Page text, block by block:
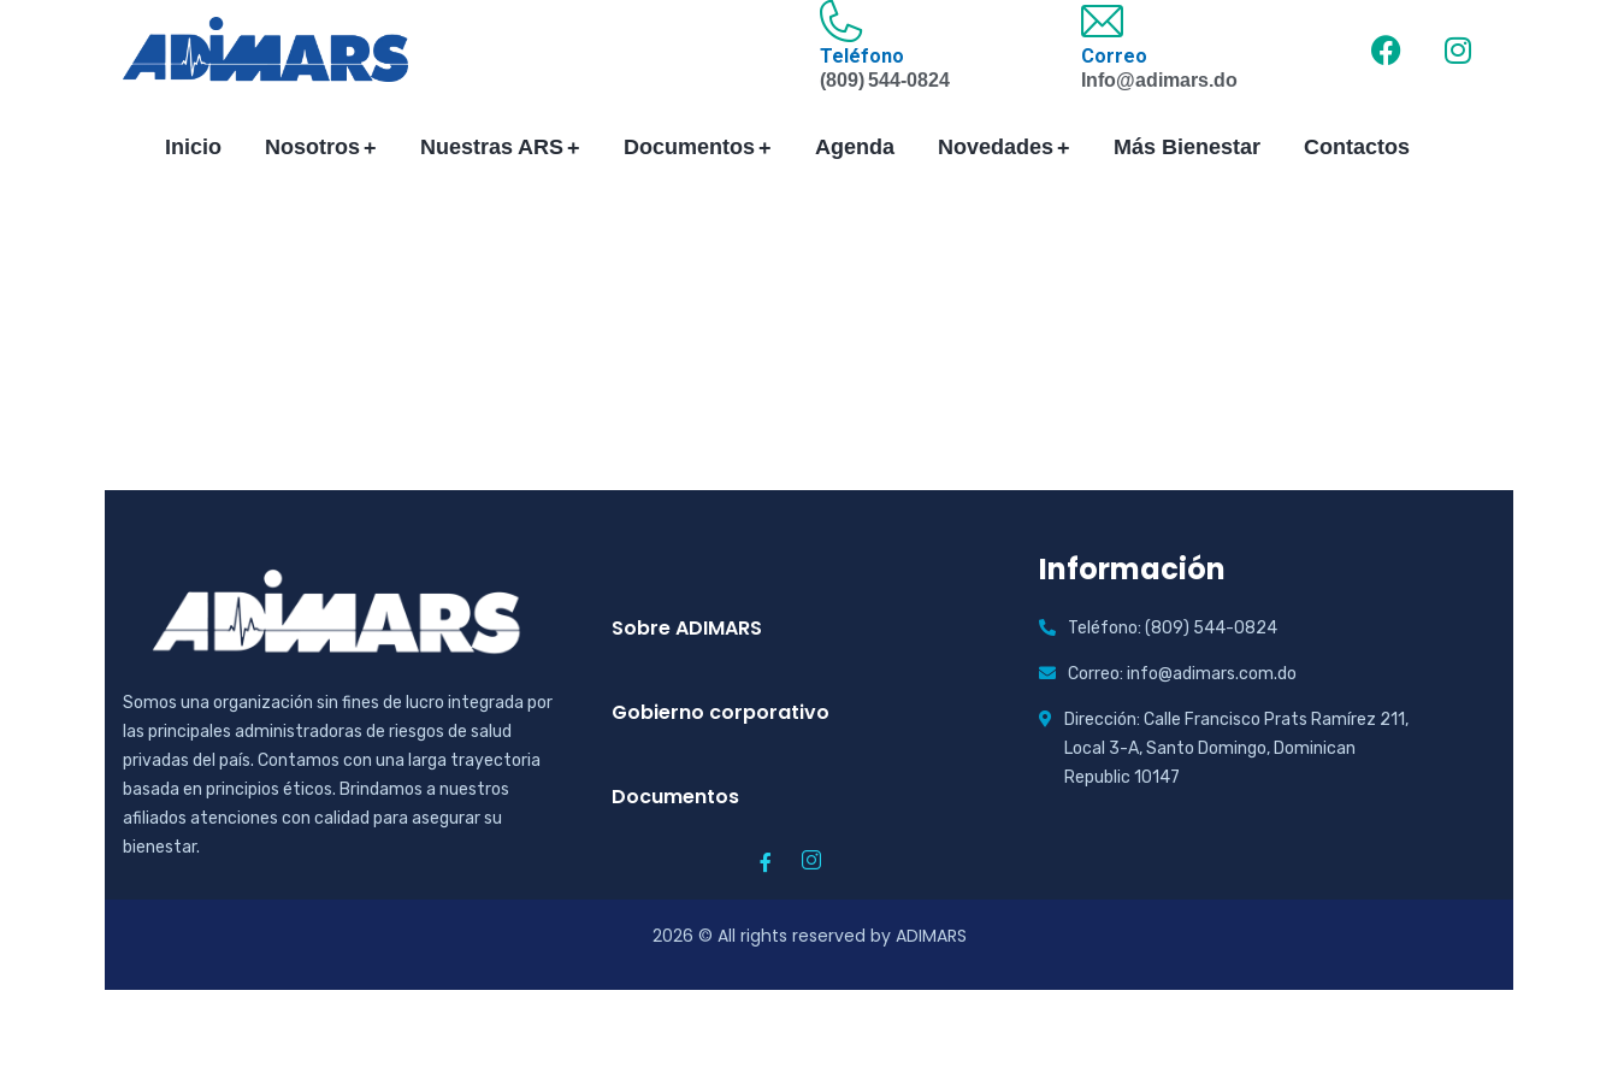
Teléfono
(809) 544-0824
Correo
Info@adimars.do
Inicio Nosotros Nuestras ARS Documentos Agenda Novedades Más Bienestar Contactos
Somos una organización sin fines de lucro integrada por
las principales administradoras de riesgos de salud
privadas del país. Contamos con una larga trayectoria
basada en principios éticos. Brindamos a nuestros
afiliados atenciones con calidad para asegurar su
bienestar.
Sobre ADIMARS
Gobierno corporativo
Documentos
Información
Teléfono: (809) 544-0824
Correo: info@adimars.com.do
Dirección: Calle Francisco Prats Ramírez 211,
Local 3-A, Santo Domingo, Dominican
Republic 10147
2026 © All rights reserved by ADIMARS